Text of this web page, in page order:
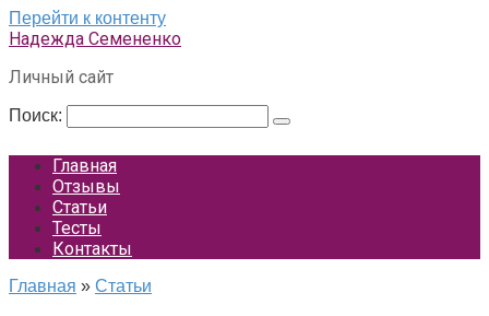
Перейти к контенту
Надежда Семененко
Личный сайт
Поиск:
Главная
Отзывы
Статьи
Тесты
Контакты
Главная » Статьи